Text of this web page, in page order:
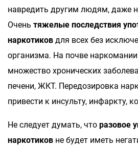
навредить другим людям, даже
Очень тяжелые последствия
наркотиков для всех без
организма. На почве наркомании
множество хронических
печени, ЖКТ. Передозировка
привести к инсульту, инфаркту,
Не следует думать, что разовое
наркотиков не будет иметь